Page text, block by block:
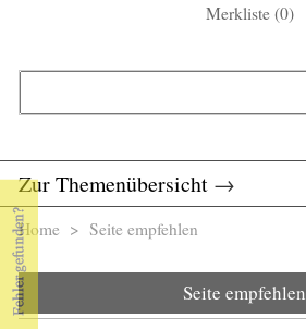
Merkliste (0)
Zur Themenübersicht →
Sie sind hier
Home > Seite empfehlen
Seite empfehlen